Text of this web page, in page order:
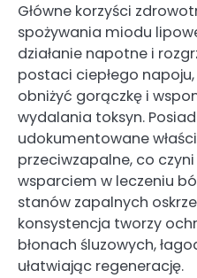
Główne korzyści
spożywania miodu
działanie napotne i
postaci ciepłego
obniżyć gorączkę i
wydalania toksyn.
udokumentowane
przeciwzapalne, co
wsparciem w leczeniu
stanów zapalnych
konsystencja tworzy
błonach śluzowych,
ułatwiając regenerację.